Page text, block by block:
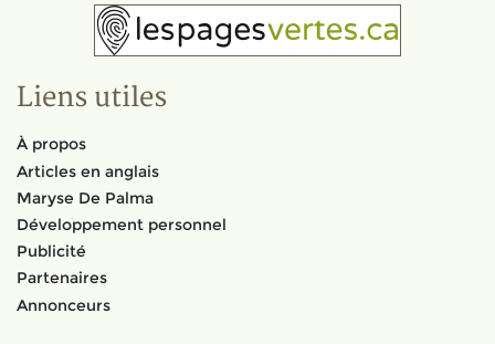
Liens utiles
À propos
Articles en anglais
Maryse De Palma
Développement personnel
Publicité
Partenaires
Annonceurs